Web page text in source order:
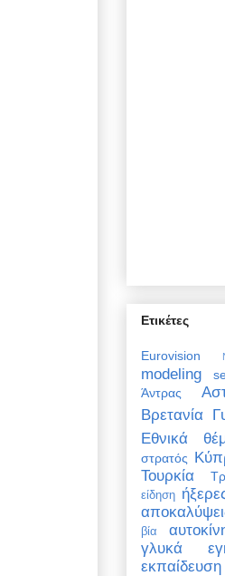
Ετικέτες
Eurovision
modeling
Άντρας
Βρετανία
Εθνικά
στρατός
Τουρκία
είδηση
βία
γλυκά
εκπαίδευση